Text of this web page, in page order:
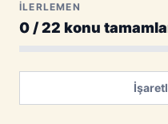
İLERLEMEN
0 / 22 konu